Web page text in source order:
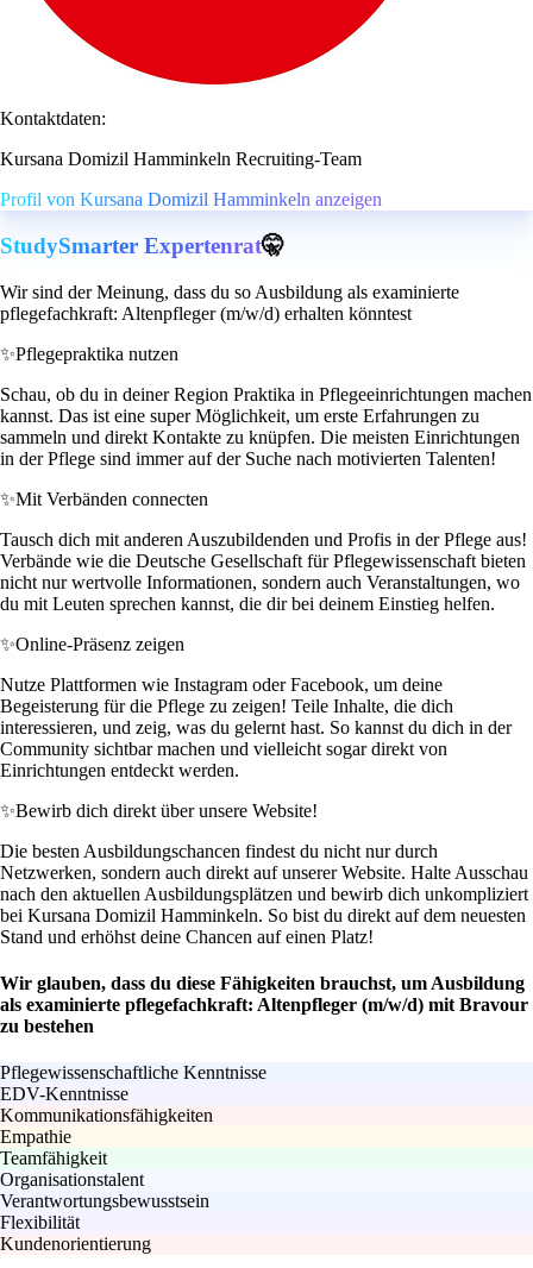
Kontaktdaten:
Kursana Domizil Hamminkeln Recruiting-Team
Profil von Kursana Domizil Hamminkeln anzeigen
StudySmarter Expertenrat🤫
Wir sind der Meinung, dass du so Ausbildung als examinierte
pflegefachkraft: Altenpfleger (m/w/d) erhalten könntest
✨Pflegepraktika nutzen
Schau, ob du in deiner Region Praktika in Pflegeeinrichtungen machen
kannst. Das ist eine super Möglichkeit, um erste Erfahrungen zu
sammeln und direkt Kontakte zu knüpfen. Die meisten Einrichtungen
in der Pflege sind immer auf der Suche nach motivierten Talenten!
✨Mit Verbänden connecten
Tausch dich mit anderen Auszubildenden und Profis in der Pflege aus!
Verbände wie die Deutsche Gesellschaft für Pflegewissenschaft bieten
nicht nur wertvolle Informationen, sondern auch Veranstaltungen, wo
du mit Leuten sprechen kannst, die dir bei deinem Einstieg helfen.
✨Online-Präsenz zeigen
Nutze Plattformen wie Instagram oder Facebook, um deine
Begeisterung für die Pflege zu zeigen! Teile Inhalte, die dich
interessieren, und zeig, was du gelernt hast. So kannst du dich in der
Community sichtbar machen und vielleicht sogar direkt von
Einrichtungen entdeckt werden.
✨Bewirb dich direkt über unsere Website!
Die besten Ausbildungschancen findest du nicht nur durch
Netzwerken, sondern auch direkt auf unserer Website. Halte Ausschau
nach den aktuellen Ausbildungsplätzen und bewirb dich unkompliziert
bei Kursana Domizil Hamminkeln. So bist du direkt auf dem neuesten
Stand und erhöhst deine Chancen auf einen Platz!
Wir glauben, dass du diese Fähigkeiten brauchst, um Ausbildung
als examinierte pflegefachkraft: Altenpfleger (m/w/d) mit Bravour
zu bestehen
Pflegewissenschaftliche Kenntnisse
EDV-Kenntnisse
Kommunikationsfähigkeiten
Empathie
Teamfähigkeit
Organisationstalent
Verantwortungsbewusstsein
Flexibilität
Kundenorientierung